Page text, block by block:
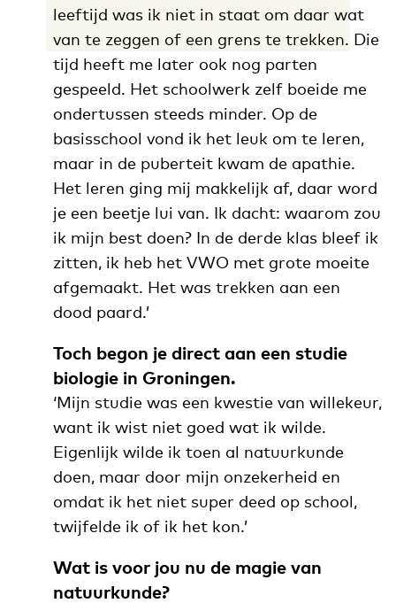
leeftijd was ik niet in staat om daar wat
van te zeggen of een grens te trekken. Die
tijd heeft me later ook nog parten
gespeeld. Het schoolwerk zelf boeide me
ondertussen steeds minder. Op de
basisschool vond ik het leuk om te leren,
maar in de puberteit kwam de apathie.
Het leren ging mij makkelijk af, daar word
je een beetje lui van. Ik dacht: waarom zou
ik mijn best doen? In de derde klas bleef ik
zitten, ik heb het VWO met grote moeite
afgemaakt. Het was trekken aan een
dood paard.’
Toch begon je direct aan een studie
biologie in Groningen.
‘Mijn studie was een kwestie van willekeur,
want ik wist niet goed wat ik wilde.
Eigenlijk wilde ik toen al natuurkunde
doen, maar door mijn onzekerheid en
omdat ik het niet super deed op school,
twijfelde ik of ik het kon.’
Wat is voor jou nu de magie van
natuurkunde?